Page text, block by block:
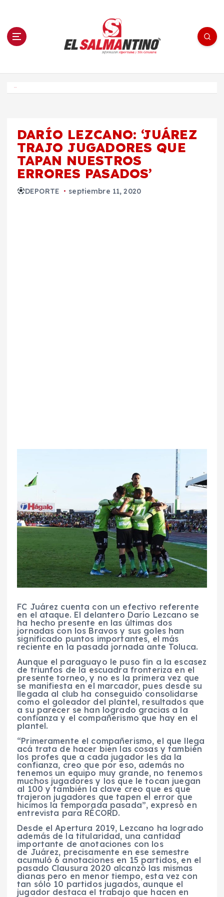
n El Salmantino - medios/noticias/editorial
DARÍO LEZCANO: ‘JUÁREZ
TRAJO JUGADORES QUE
TAPAN NUESTROS
ERRORES PASADOS’
DEPORTE septiembre 11, 2020
FC Juárez cuenta con un efectivo referente
en el ataque. El delantero Darío Lezcano se
ha hecho presente en las últimas dos
jornadas con los Bravos y sus goles han
significado puntos importantes, el más
reciente en la pasada jornada ante Toluca.
Aunque el paraguayo le puso fin a la escasez
de triunfos de la escuadra fronteriza en el
presente torneo, y no es la primera vez que
se manifiesta en el marcador, pues desde su
llegada al club ha conseguido consolidarse
como el goleador del plantel, resultados que
a su parecer se han logrado gracias a la
confianza y el compañerismo que hay en el
plantel.
“Primeramente el compañerismo, el que llega
acá trata de hacer bien las cosas y también
los profes que a cada jugador les da la
confianza, creo que por eso, además no
tenemos un equipo muy grande, no tenemos
muchos jugadores y los que le tocan juegan
al 100 y también la clave creo que es que
trajeron jugadores que tapen el error que
hicimos la temporada pasada”, expresó en
entrevista para RÉCORD.
Desde el Apertura 2019, Lezcano ha logrado
además de la titularidad, una cantidad
importante de anotaciones con los
de Juárez, precisamente en ese semestre
acumuló 6 anotaciones en 15 partidos, en el
pasado Clausura 2020 alcanzó las mismas
dianas pero en menor tiempo, esta vez con
tan sólo 10 partidos jugados, aunque el
jugador destaca el trabajo que hacen en